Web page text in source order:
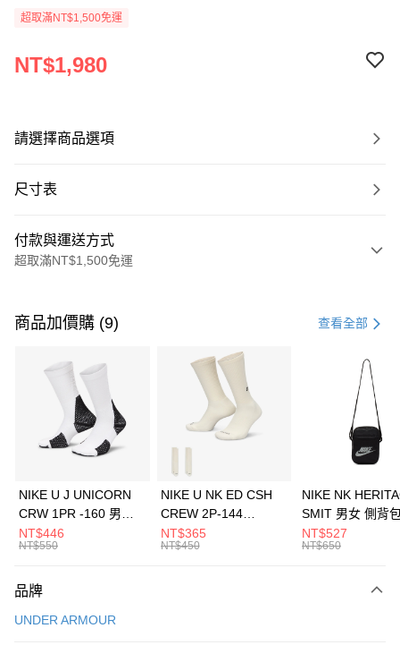
超取滿NT$1,500免運
NT$1,980
請選擇商品選項
尺寸表
付款與運送方式
超取滿NT$1,500免運
信用卡一次付款
3 期 0 利率 每期 21家銀行
合作金庫商業銀行
第一商業銀行
華南商業銀行
彰化商業銀行
上海商業儲蓄銀行
元大商業銀行
台灣樂天信用卡公司
Apple Pay
全盈+PAY
AFTEE先享後付
【關於「AFTEE先享後付」】
便利好安心！
運送方式
商品加價購 (9) 查看全部
NIKE U J UNICORN
CRW 1PR -160 男女
中統襪 FZ3393100
NT$446
NT$550
NIKE U NK ED CSH
CREW 2P-144
EMBRDY 男女 短統襪
FZ3073133
NT$365
NT$450
NIKE NK
SMIT 男女 側背
BA5871010
NT$527
NT$650
品牌
UNDER ARMOUR